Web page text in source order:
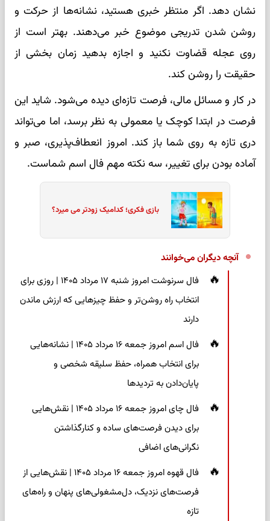
نشان دهد. اگر منتظر خبری هستید، نشانه‌ها از حرکت و
روشن شدن تدریجی موضوع خبر می‌دهند. بهتر است از
روی عجله قضاوت نکنید و اجازه بدهید زمان بخشی از
حقیقت را روشن کند.
در کار و مسائل مالی، فرصت تازه‌ای دیده می‌شود. شاید این
فرصت در ابتدا کوچک یا معمولی به نظر برسد، اما می‌تواند
دری تازه به روی شما باز کند. امروز انعطاف‌پذیری، صبر و
آماده بودن برای تغییر، سه نکته مهم فال اسم شماست.
بازی فکری؛ کدامیک زودتر می میرد؟
آنچه دیگران می‌خوانند
فال سرنوشت امروز شنبه ۱۷ مرداد ۱۴۰۵ | روزی برای
انتخاب راه روشن‌تر و حفظ چیزهایی که ارزش ماندن
دارند
فال اسم امروز جمعه ۱۶ مرداد ۱۴۰۵ | نشانه‌هایی
برای انتخاب همراه، حفظ سلیقه شخصی و
پایان‌دادن به تردیدها
فال چای امروز جمعه ۱۶ مرداد ۱۴۰۵ | نقش‌هایی
برای دیدن فرصت‌های ساده و کنارگذاشتن
نگرانی‌های اضافی
فال قهوه امروز جمعه ۱۶ مرداد ۱۴۰۵ | نقش‌هایی از
فرصت‌های نزدیک، دل‌مشغولی‌های پنهان و راه‌های
تازه